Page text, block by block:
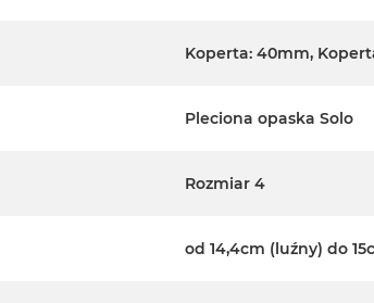
Koperta: 40mm,
Pleciona opaska Solo
Rozmiar 4
od 14,4cm (luźny) do